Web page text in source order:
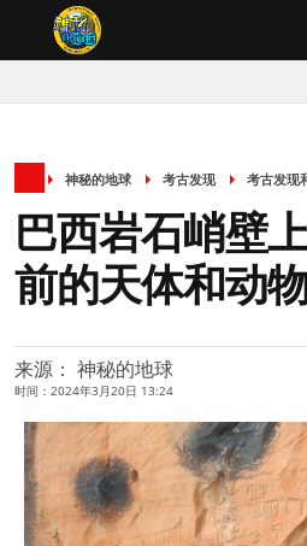
神秘的地球 考古发现 考古发现
巴西岩石峭壁
前的天体和动
来源： 神秘的地球
时间：2024年3月20日 13:24